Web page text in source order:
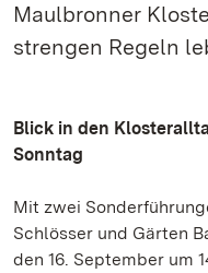
Maulbronner
strengen Regeln
Blick in den
Sonntag
Mit zwei
Schlösser und Gärten
den 16. September um